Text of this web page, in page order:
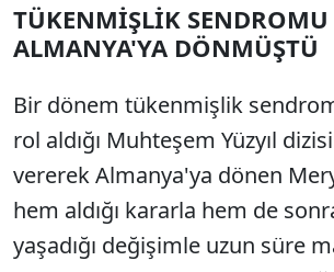
TÜKENMİŞLİK
ALMANYA'YA DÖNMÜŞTÜ
Bir dönem tükenmişlik
rol aldığı Muhteşem Yüzyıl
vererek Almanya'ya dönen
hem aldığı kararla hem de
yaşadığı değişimle uzun süre